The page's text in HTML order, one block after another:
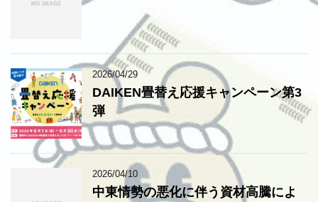
2026/04/29
DAIKEN畳替え応援キャンペーン第3
弾
2026/04/10
中東情勢の悪化に伴う資材高騰によ